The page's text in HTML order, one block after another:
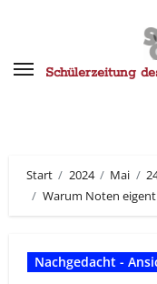
springenSchülerzeitung
Start 2024 Mai
Warum Noten
Nachgedacht -